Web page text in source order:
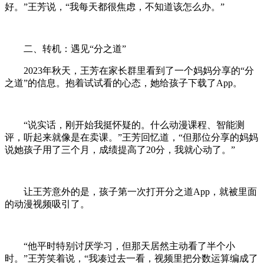
好。”王芳说，“我每天都很焦虑，不知道该怎么办。”
二、转机：遇见“分之道”
2023年秋天，王芳在家长群里看到了一个妈妈分享的“分
之道”的信息。抱着试试看的心态，她给孩子下载了App。
“说实话，刚开始我挺怀疑的。什么动漫课程、智能测
评，听起来就像是在卖课。”王芳回忆道，“但那位分享的妈妈
说她孩子用了三个月，成绩提高了20分，我就心动了。”
让王芳意外的是，孩子第一次打开分之道App，就被里面
的动漫视频吸引了。
“他平时特别讨厌学习，但那天居然主动看了半个小
时。”王芳笑着说，“我凑过去一看，视频里把分数运算编成了